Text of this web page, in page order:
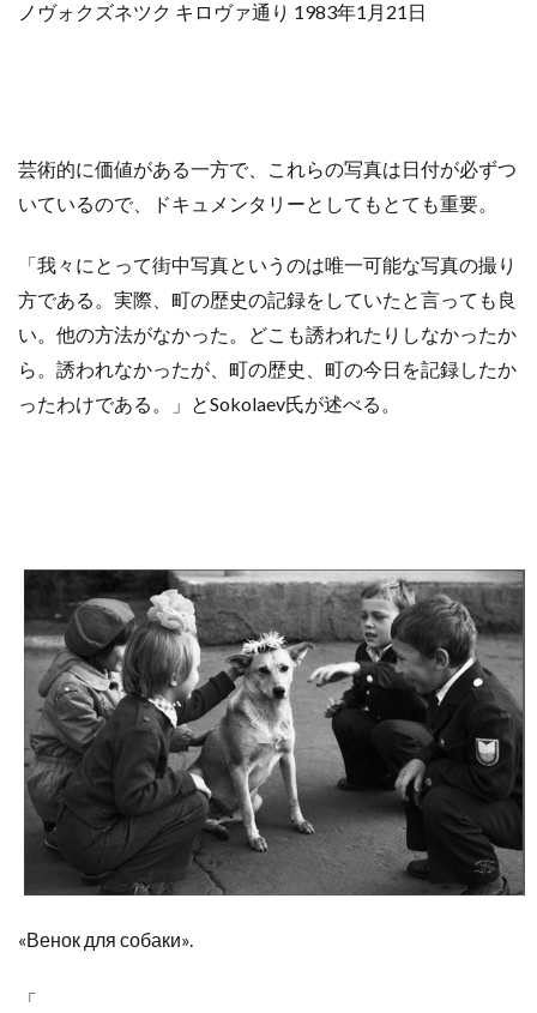
ノヴォクズネツク キロヴァ通り 1983年1月21日
芸術的に価値がある一方で、これらの写真は日付が必ずつ
いているので、ドキュメンタリーとしてもとても重要。
「我々にとって街中写真というのは唯一可能な写真の撮り
方である。実際、町の歴史の記録をしていたと言っても良
い。他の方法がなかった。どこも誘われたりしなかったか
ら。誘われなかったが、町の歴史、町の今日を記録したか
ったわけである。」とSokolaev氏が述べる。
«Венок для собаки».
「